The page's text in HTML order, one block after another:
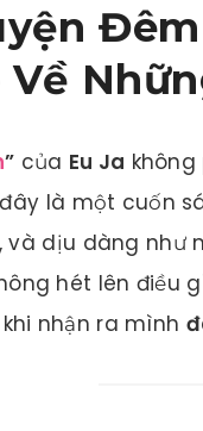
Về
” của Eu Ja
là một cuốn
và dịu dàng
hét lên điều
nhận ra mình